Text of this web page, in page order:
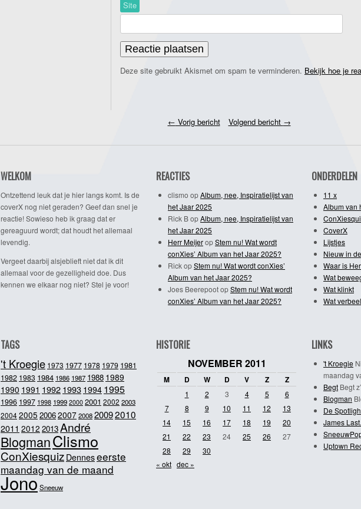
Site
Deze site gebruikt Akismet om spam te verminderen. Bekijk hoe je
← Vorig bericht Volgend bericht →
WELKOM
Ontzettend leuk dat je hier langs komt. Is de
coverX nog niet geraden? Geef dan snel je
reactie! Sowieso heb ik graag dat er
gereaguurd wordt; dat houdt het allemaal
levendig.
Vergeet daarbij alsjeblieft niet dat ik dit
allemaal voor de gezelligheid doe. Dus
kennen we elkaar nog niet? Stel je voor!
REACTIES
clismo opAlbum, nee, Inspiratielijst van
het Jaar 2025
Rick BopAlbum, nee, Inspiratielijst van
het Jaar 2025
Herr MeijeropStem nu! Wat wordt
conXies’ Album van het Jaar 2025?
RickopStem nu! Wat wordt conXies’
Album van het Jaar 2025?
Joes BeerepootopStem nu! Wat wordt
conXies’ Album van het Jaar 2025?
ONDERDELEN
11 x
Album van
CoverX
Lijstjes
Nieuw in
Waar is
Wat
Wat klinkt
Wat
TAGS
't Kroegie 1973 1977 1978 1979 1981
1982 1983 1984 1986 1987 1988 1989
1990 1991 19921993 1994 1995
1996 1997 1998 1999 2000 2001 2002 2003
20042005 20062007200820092010
2011 2012 2013André
BlogmanClismo
ConXiesquiz Denneseerste
maandag van de maand
JonoSneeuw
HISTORIE
NOVEMBER 2011
M D W D V Z Z
1 2 3 4 5
6
7
8 9 10 11 12
13
14
15 16 17 18 19
20
21
22 23 24 25 26
27
28
29
30
« okt dec »
LINKS
't Kroegie
maandag
Begt Begt
Blogman
De
James
Uptown